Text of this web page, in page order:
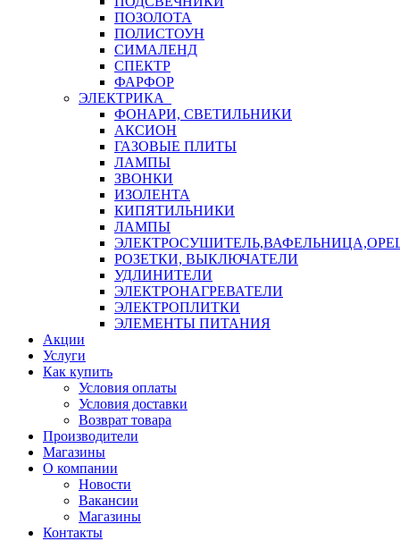
ПОЗОЛОТА
ПОЛИСТОУН
СИМАЛЕНД
СПЕКТР
ФАРФОР
ЭЛЕКТРИКА
ФОНАРИ, СВЕТИЛЬНИКИ
АКСИОН
ГАЗОВЫЕ ПЛИТЫ
ЛАМПЫ
ЗВОНКИ
ИЗОЛЕНТА
КИПЯТИЛЬНИКИ
ЛАМПЫ
РОЗЕТКИ, ВЫКЛЮЧАТЕЛИ
УДЛИНИТЕЛИ
ЭЛЕКТРОНАГРЕВАТЕЛИ
ЭЛЕКТРОПЛИТКИ
ЭЛЕМЕНТЫ ПИТАНИЯ
Акции
Услуги
Как купить
Условия оплаты
Условия доставки
Возврат товара
Производители
Магазины
О компании
Новости
Вакансии
Магазины
Контакты